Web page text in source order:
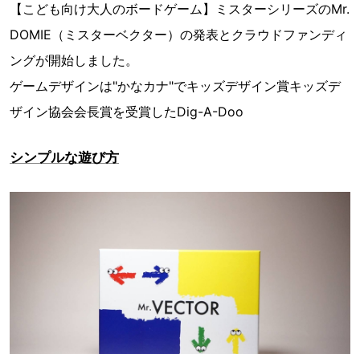
【こども向け大人のボードゲーム】ミスターシリーズのMr.
DOMIE（ミスターベクター）の発表とクラウドファンディ
ングが開始しました。
ゲームデザインは"かなカナ"でキッズデザイン賞キッズデ
ザイン協会会長賞を受賞したDig-A-Doo
シンプルな遊び方